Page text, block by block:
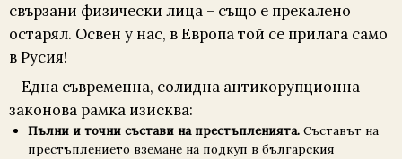
свързани физически лица – също е прекалено
остарял. Освен у нас, в Европа той се прилага само
в Русия!
Една съвременна, солидна антикорупционна
законова рамка изисква:
Пълни и точни състави на престъпленията.Съставът на
престъплението вземане на подкуп в българския